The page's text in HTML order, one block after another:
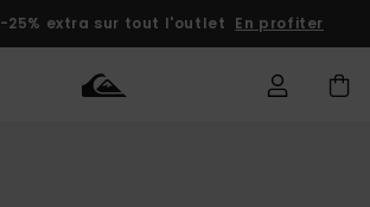
-25% extra sur tout l'outlet En profiter